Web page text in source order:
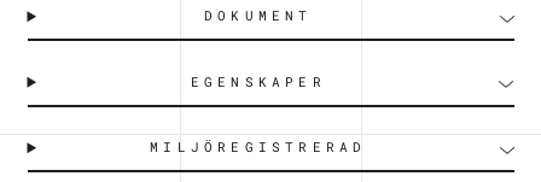
DOKUMENT
EGENSKAPER
MILJÖREGISTRERAD